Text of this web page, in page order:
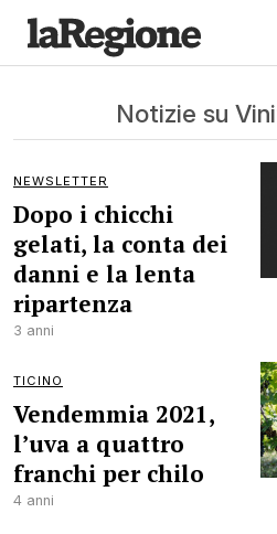
Notizie su
NEWSLETTER
Dopo i chicchi
gelati, la conta dei
danni e la lenta
ripartenza
3 anni
TICINO
Vendemmia 2021,
l’uva a quattro
franchi per chilo
4 anni